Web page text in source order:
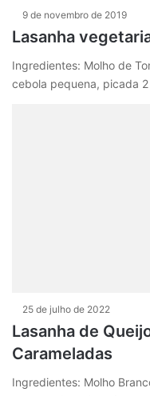
9 de novembro de 2019
Lasanha
Ingredientes: Molho de
cebola pequena, picada
25 de julho de 2022
Lasanha de
Carameladas
Ingredientes: Molho